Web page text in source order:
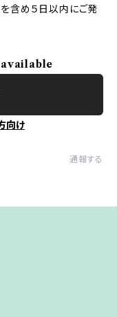
含め５日以内にご発
向け
通報する